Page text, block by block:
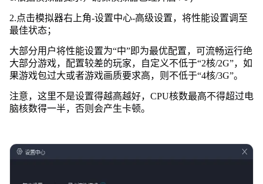
2.点击模拟器右上角-设置中心-高级设置，将性能设置调至
最佳状态；
大部分用户将性能设置为“中”即为最优配置，可流畅运行绝
大部分游戏，配置较差的玩家，自定义不低于“2核/2G”，如
果游戏包过大或者游戏画质要求高，则不低于“4核/3G”。
注意，这里不是设置得越高越好，CPU核数最高不得超过电
脑核数得一半，否则会产生卡顿。